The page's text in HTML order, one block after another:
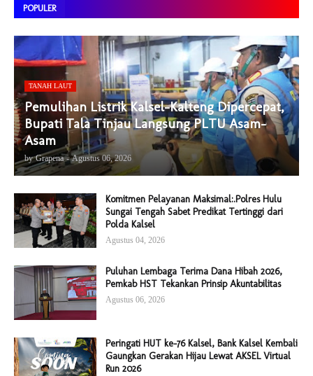
POPULER
TANAH LAUT
Pemulihan Listrik Kalsel-Kalteng Dipercepat,
Bupati Tala Tinjau Langsung PLTU Asam-
Asam
by Grapena - Agustus 06, 2026
Komitmen Pelayanan Maksimal:.Polres Hulu
Sungai Tengah Sabet Predikat Tertinggi dari
Polda Kalsel
Agustus 04, 2026
Puluhan Lembaga Terima Dana Hibah 2026,
Pemkab HST Tekankan Prinsip Akuntabilitas
Agustus 06, 2026
Peringati HUT ke-76 Kalsel, Bank Kalsel Kembali
Gaungkan Gerakan Hijau Lewat AKSEL Virtual
Run 2026